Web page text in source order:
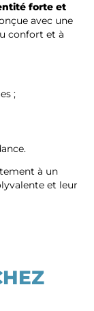
forte et
avec une
confort et à
;
à un
et leur